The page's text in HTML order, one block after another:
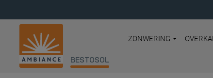
BESTOSOL
ZONWERING